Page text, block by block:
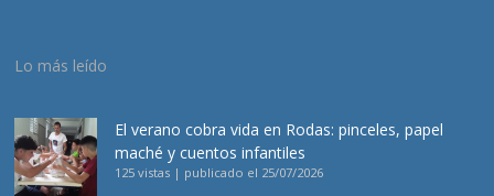
Lo más leído
El verano cobra vida en Rodas: pinceles, papel
maché y cuentos infantiles
125 vistas | publicado el 25/07/2026